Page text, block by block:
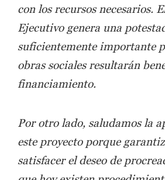
con los recursos necesarios.
Ejecutivo genera una
suficientemente importante
obras sociales resultarán
financiamiento.
Por otro lado, saludamos la
este proyecto porque
satisfacer el deseo de